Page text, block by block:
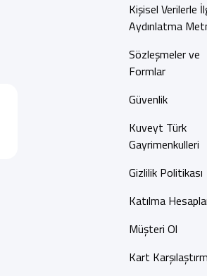
Kişisel Verilerle
Aydınlatma
Sözleşmeler ve
Formlar
Güvenlik
Kuveyt Türk
Gayrimenkulleri
Gizlilik Politikası
Katılma
Müşteri Ol
Kart